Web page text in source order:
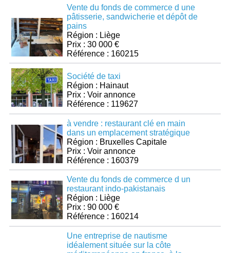
Vente du fonds de commerce d une
pâtisserie, sandwicherie et dépôt de
pains
Région : Liège
Prix : 30 000 €
Référence : 160215
Société de taxi
Région : Hainaut
Prix : Voir annonce
Référence : 119627
à vendre : restaurant clé en main
dans un emplacement stratégique
Région : Bruxelles Capitale
Prix : Voir annonce
Référence : 160379
Vente du fonds de commerce d un
restaurant indo-pakistanais
Région : Liège
Prix : 90 000 €
Référence : 160214
Une entreprise de nautisme
idéalement située sur la côte